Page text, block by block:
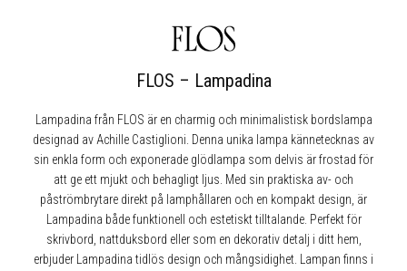
FLOS – Lampadina
Lampadina från FLOS är en charmig och minimalistisk bordslampa
designad av Achille Castiglioni. Denna unika lampa kännetecknas av
sin enkla form och exponerade glödlampa som delvis är frostad för
att ge ett mjukt och behagligt ljus. Med sin praktiska av- och
påströmbrytare direkt på lamphållaren och en kompakt design, är
Lampadina både funktionell och estetiskt tilltalande. Perfekt för
skrivbord, nattduksbord eller som en dekorativ detalj i ditt hem,
erbjuder Lampadina tidlös design och mångsidighet. Lampan finns i